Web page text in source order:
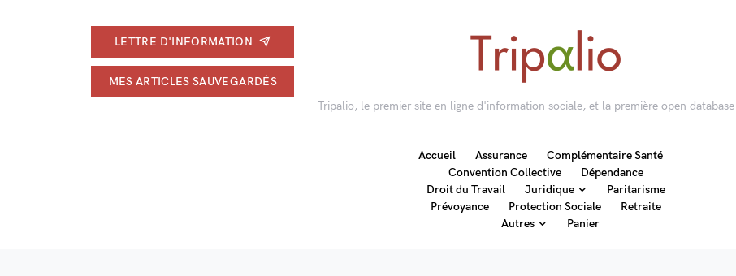
LETTRE D'INFORMATION
MES ARTICLES SAUVEGARDÉS
Tripalio, le premier site en ligne d'information sociale, et la première open database
Accueil Assurance
Complémentaire Santé
Convention Collective
Dépendance
Droit du Travail
Juridique
Paritarisme
Prévoyance
Protection Sociale
Retraite
Autres
Panier